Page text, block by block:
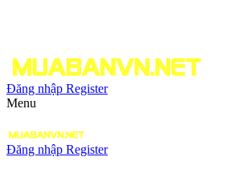
Đăng nhập Register
Menu
Đăng nhập Register